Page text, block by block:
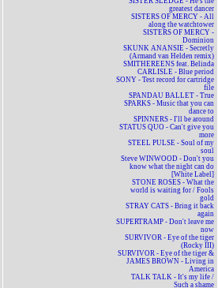
greatest dancer
SISTERS OF MERCY - All
along the watchtower
SISTERS OF MERCY -
Dominion
SKUNK ANANSIE - Secretly
(Armand van Helden remix)
SMITHEREENS feat. Belinda
CARLISLE - Blue period
SONY - Test record for cartridge
file
SPANDAU BALLET - True
SPARKS - Music that you can
dance to
SPINNERS - I'll be around
STATUS QUO - Can't give you
more
STEEL PULSE - Soul of my
soul
Steve WINWOOD - Don't you
know what the night can do
[White Label]
STONE ROSES - What the
world is waiting for / Fools
gold
STRAY CATS - Bring it back
again
SUPERTRAMP - Don't leave me
now
SURVIVOR - Eye of the tiger
(Rocky III)
SURVIVOR - Eye of the tiger &
JAMES BROWN - Living in
America
TALK TALK - It's my life /
Such a shame